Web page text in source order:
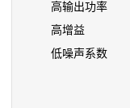
高输出功率
高增益
低噪声系数